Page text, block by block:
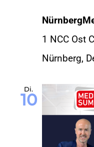
1 NCC Ost
Nürnberg,
Di.
10